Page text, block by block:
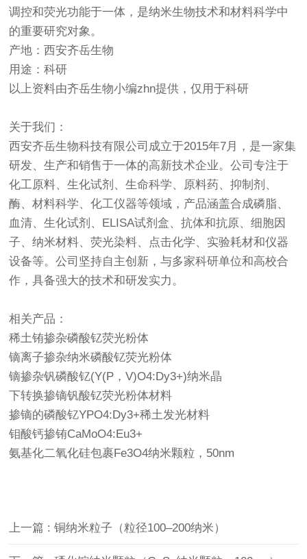
调控和荧光功能于一体，是纳米生物技术和材料科学中
的重要研究对象。
产地：西安齐岳生物
用途：科研
以上资料由齐岳生物小编zhn提供，仅用于科研
关于我们：
西安齐岳生物科技有限公司成立于2015年7月，是一家集
研发、生产和销售于一体的高新技术企业。公司专注于
化工原料、生化试剂、生命科学、原料药、抑制剂、
酶、材料科学、化工仪器等领域，产品涵盖合成磷脂、
血清、生化试剂、ELISA试剂盒、抗体和抗原、细胞因
子、纳米材料、荧光染料、点击化学、实验耗材和仪器
设备等。公司坚持自主创新，与多家科研单位和高校合
作，具备强大的技术和研发实力。
相关产品：
稀土铕掺杂磷酸钇荧光粉体
镝离子掺杂纳米磷酸钇荧光粉体
镝掺杂钒磷酸钇(Y(P，V)O4:Dy3+)纳米晶
下转换掺镝钒酸钇荧光粉体材料
掺镝的磷酸钇YPO4:Dy3+稀土发光材料
钼酸钙掺铕CaMoO4:Eu3+
氨基化二氧化硅包裹Fe3O4纳米颗粒，50nm
上一篇 : 铜纳米粒子（粒径100–200纳米）